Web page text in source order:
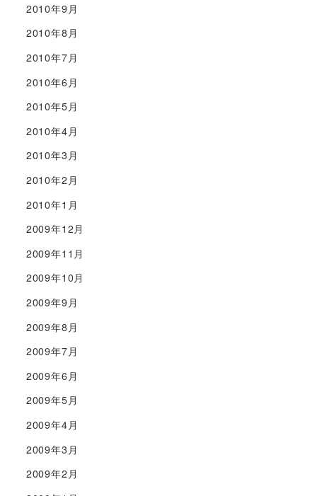
2010年9月
2010年8月
2010年7月
2010年6月
2010年5月
2010年4月
2010年3月
2010年2月
2010年1月
2009年12月
2009年11月
2009年10月
2009年9月
2009年8月
2009年7月
2009年6月
2009年5月
2009年4月
2009年3月
2009年2月